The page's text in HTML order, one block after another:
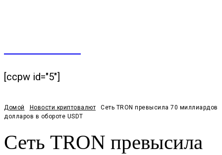
[ccpw id="5"]
Домой Новости криптовалют
Сеть TRON превысила 70 миллиардов
долларов в обороте USDT
Сеть TRON превысила